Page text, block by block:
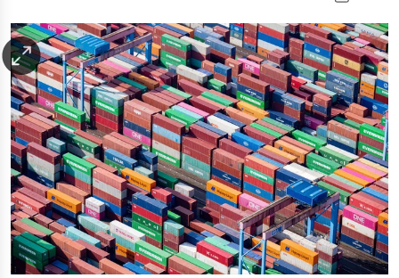
nord
wahrheit
verlag
verlag
veranstaltungen
shop
fragen & hilfe
unterstützen